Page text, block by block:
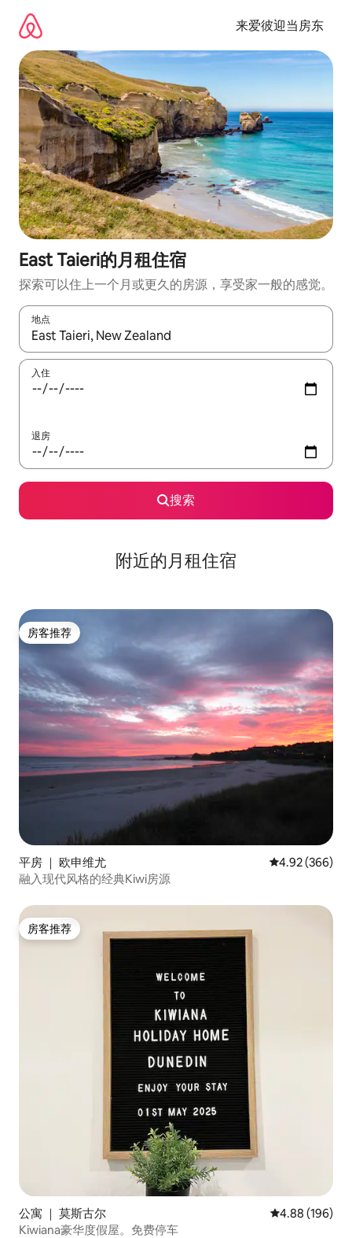
来爱彼迎当房东
East Taieri的月租住宿
探索可以住上一个月或更久的房源，享受家一般的感觉。
地点
如有搜索结果，请使用上下方向键查看，或通过点击或滑动手势
入住
退房
搜索
附近的月租住宿
房客推荐
房客推荐
平房 ｜ 欧申维尤 平均评分 4.92
4.92 (366)
融入现代风格的经典Kiwi房源
房客推荐
房客推荐
公寓 ｜ 莫斯古尔 平均评分 4.88
4.88 (196)
Kiwiana豪华度假屋。免费停车